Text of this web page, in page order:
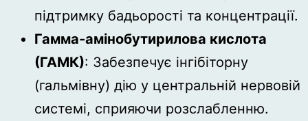
підтримку бадьорості та концентрації.
Гамма-амінобутирилова кислота
(ГАМК): Забезпечує інгібіторну
(гальмівну) дію у центральній нервовій
системі, сприяючи розслабленню.